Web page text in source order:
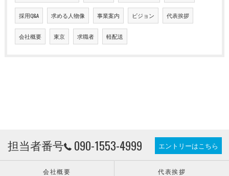
採用Q&A 求める人物像 事業案内 ビジョン 代表挨拶
会社概要 東京 求職者 軽配送
担当者番号 090-1553-4999 エントリーはこちら
会社概要 代表挨拶